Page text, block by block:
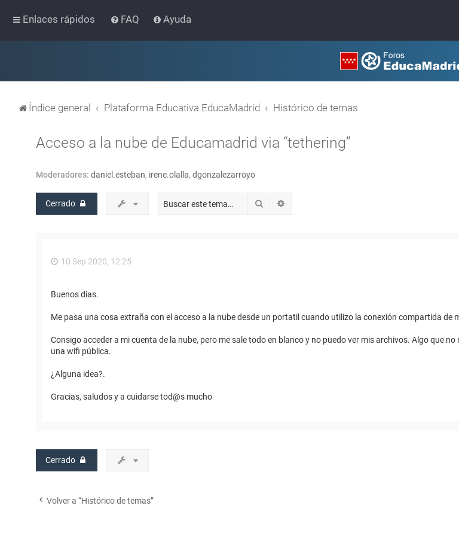
Enlaces rápidos FAQ Ayuda
Índice general Plataforma Educativa EducaMadrid Histórico de temas
Acceso a la nube de Educamadrid via “tethering”
Moderadores: daniel.esteban, irene.olalla, dgonzalezarroyo
Cerrado Buscar
10 Sep 2020, 12:25
Buenos días.
Me pasa una cosa extraña con el acceso a la nube desde un portatil cuando utilizo la conexión compartida de
Consigo acceder a mi cuenta de la nube, pero me sale todo en blanco y no puedo ver mis archivos. Algo que
una wifi pública.
¿Alguna idea?.
Gracias, saludos y a cuidarse tod@s mucho
Cerrado
Volver a “Histórico de temas”